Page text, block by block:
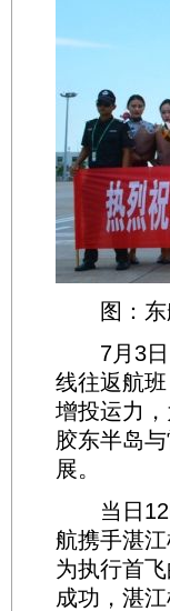
图：东
7月3日
线往返航
增投运力
胶东半岛
展。
当日12
航携手湛
为执行首
成功，湛